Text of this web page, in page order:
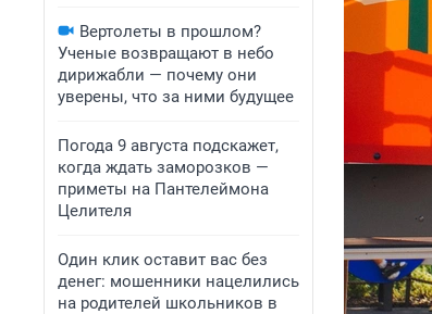
Вертолеты в прошлом?
Ученые возвращают в небо
дирижабли — почему они
уверены, что за ними будущее
Погода 9 августа подскажет,
когда ждать заморозков —
приметы на Пантелеймона
Целителя
Один клик оставит вас без
денег: мошенники нацелились
на родителей школьников в